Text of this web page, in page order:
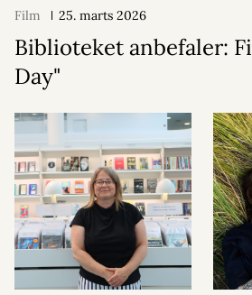
Film 25. marts 2026
Biblioteket anbefaler:
Day"